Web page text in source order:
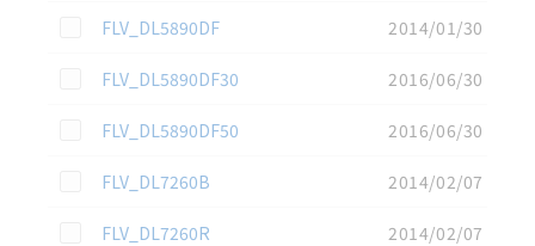
この資料を選択
FLV_DL5890DF
2014/01/30
この資料を選択
FLV_DL5890DF30
2016/06/30
この資料を選択
FLV_DL5890DF50
2016/06/30
この資料を選択
FLV_DL7260B
2014/02/07
この資料を選択
FLV_DL7260R
2014/02/07